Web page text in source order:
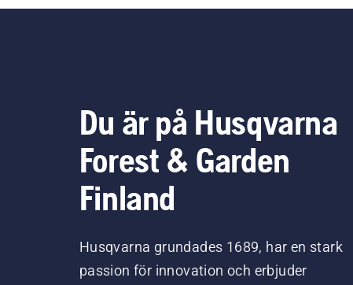
Du är på Husqvarna
Forest & Garden
Finland
Husqvarna grundades 1689, har en stark
passion för innovation och erbjuder